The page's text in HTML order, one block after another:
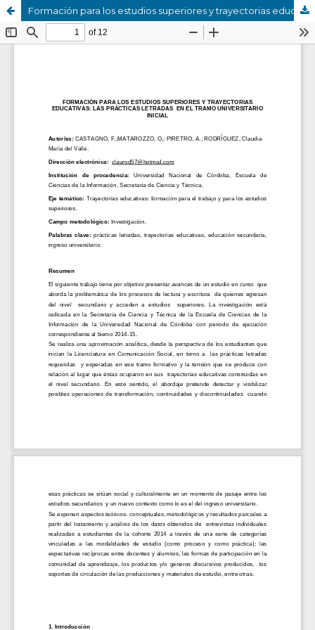
Formación para los estudios superiores y trayectorias educativas: las practicas letradas en el tramo universitario inicial